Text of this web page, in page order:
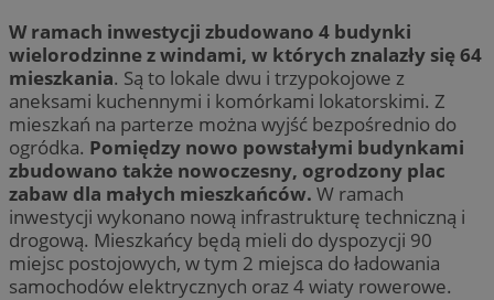
W ramach inwestycji zbudowano 4 budynki
wielorodzinne z windami, w których znalazły się 64
mieszkania. Są to lokale dwu i trzypokojowe z
aneksami kuchennymi i komórkami lokatorskimi. Z
mieszkań na parterze można wyjść bezpośrednio do
ogródka. Pomiędzy nowo powstałymi budynkami
zbudowano także nowoczesny, ogrodzony plac
zabaw dla małych mieszkańców. W ramach
inwestycji wykonano nową infrastrukturę techniczną i
drogową. Mieszkańcy będą mieli do dyspozycji 90
miejsc postojowych, w tym 2 miejsca do ładowania
samochodów elektrycznych oraz 4 wiaty rowerowe.